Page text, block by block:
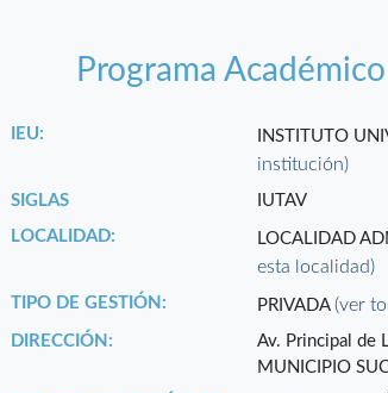
Programa Académico
IEU: INSTITUTO
institución)
SIGLAS
IUTAV
LOCALIDAD:
LOCALIDAD
esta localidad)
TIPO DE GESTIÓN: PRIVADA(ver
DIRECCIÓN:
Av. Principal de
MUNICIPIO